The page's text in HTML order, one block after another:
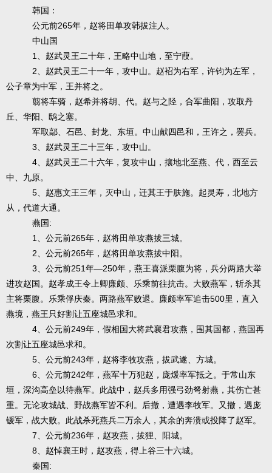
韩国：
公元前265年，赵将田单攻韩拔注人。
中山国
1、赵武灵王二十年，王略中山地，至宁葭。
2、赵武灵王二十一年，攻中山。赵袑为右军，许钧为左军，
公子章为中军，王并将之。
翦将车骑，赵希并将胡、代。赵与之陉，合军曲阳，攻取丹
丘、华阳、鸱之塞。
军取鄗、石邑、封龙、东垣。中山献四邑和，王许之，罢兵。
3、赵武灵王二十三年，攻中山。
4、赵武灵王二十六年，复攻中山，攘地北至燕、代，西至云
中、九原。
5、赵惠文王三年，灭中山，迁其王于肤施。起灵寿，北地方
从，代道大通。
燕国 :
1、公元前265年，赵将田单攻燕拔三城。
2、公元前265年，赵将田单攻燕拔中阳。
3、公元前251年—250年，燕王喜派栗腹为将，兵分两路大举
进攻赵国。赵孝成王令上卿廉颇、乐乘前往抗击。大败燕军，斩杀其
主将栗腹。乐乘俘庆秦。两路燕军败退。廉颇率军追击500里，直入
燕境，燕王只好割让五座城邑求和。
4、公元前249年，假相国大将武襄君攻燕，围其国都，燕国再
次割让五座城邑求和。
5、公元前243年，赵将李牧攻燕，拔武遂、方城。
6、公元前242年，燕军十万犯赵，庞煖率军抵之。于常山东
垣，深沟高垒以待燕军。此战中，赵兵多用强弓劲弩射燕，其伤亡甚
重。无论攻城战、野战燕军皆不利。后撤，遭遇李牧军。又撤，遇庞
锾军，战大败。此战杀死燕兵二万余人，其余的奔溃或投降了赵军。
7、公元前236年，赵攻燕，拔狸、阳城。
8、赵悼襄王时，赵攻燕，得上谷三十六城。
秦国 :